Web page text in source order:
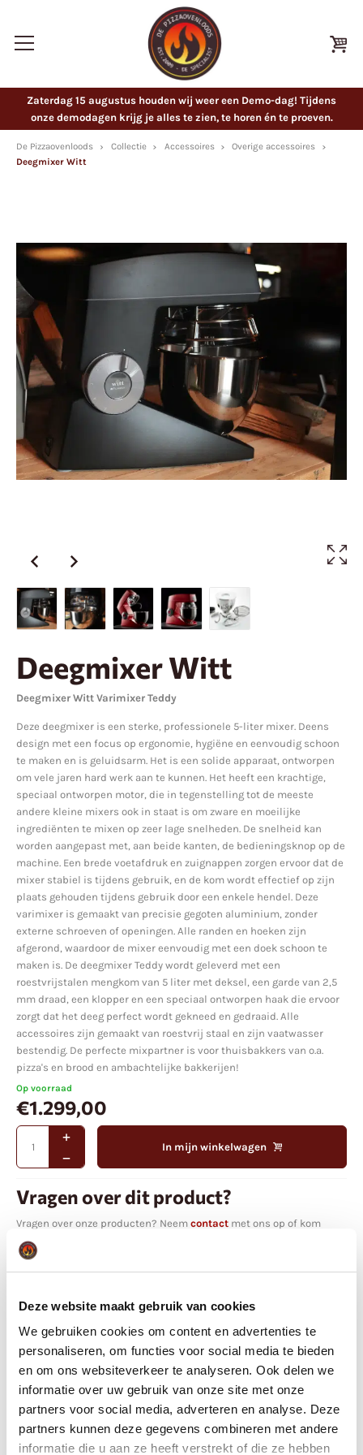
Deze website maakt gebruik van cookies
We gebruiken cookies om content en advertenties te
personaliseren, om functies voor social media te bieden
en om ons websiteverkeer te analyseren. Ook delen we
informatie over uw gebruik van onze site met onze
partners voor social media, adverteren en analyse. Deze
partners kunnen deze gegevens combineren met andere
informatie die u aan ze heeft verstrekt of die ze hebben
Zaterdag 15 augustus houden wij weer een Demo-dag! Tijdens
onze demodagen krijg je alles te zien, te horen én te proeven.
De Pizzaovenloods Collectie Accessoires
Overige accessoires
Deegmixer Witt
Deegmixer Witt
Deegmixer Witt Varimixer Teddy
Deze deegmixer is een sterke, professionele 5-liter mixer. Deens
design met een focus op ergonomie, hygiëne en eenvoudig schoon
te maken en is geluidsarm. Het is een solide apparaat, ontworpen
om vele jaren hard werk aan te kunnen. Het heeft een krachtige,
speciaal ontworpen motor, die in tegenstelling tot de meeste
andere kleine mixers ook in staat is om zware en moeilijke
ingrediënten te mixen op zeer lage snelheden. De snelheid kan
worden aangepast met, aan beide kanten, de bedieningsknop op de
machine. Een brede voetafdruk en zuignappen zorgen ervoor dat de
mixer stabiel is tijdens gebruik, en de kom wordt effectief op zijn
plaats gehouden tijdens gebruik door een enkele hendel. Deze
varimixer is gemaakt van precisie gegoten aluminium, zonder
externe schroeven of openingen. Alle randen en hoeken zijn
afgerond, waardoor de mixer eenvoudig met een doek schoon te
maken is. De deegmixer Teddy wordt geleverd met een
roestvrijstalen mengkom van 5 liter met deksel, een garde van 2,5
mm draad, een klopper en een speciaal ontworpen haak die ervoor
zorgt dat het deeg perfect wordt gekneed en gedraaid. Alle
accessoires zijn gemaakt van roestvrij staal en zijn vaatwasser
bestendig. De perfecte mixpartner is voor thuisbakkers van o.a.
pizza's en brood en ambachtelijke bakkerijen!
Op voorraad
€1.299,00
In mijn winkelwagen
Vragen over dit product?
Vragen over onze producten? Neem contact met ons op of kom
langs in onze showloods!
Neem contact op
Alternatieve suggesties